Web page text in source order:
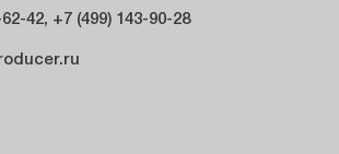
42, +7 (499) 143-90-28